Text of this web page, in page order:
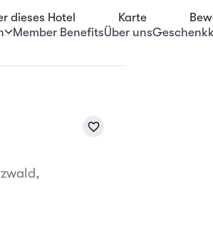
Member BenefitsÜber uns
favorite_border
dieses Hotel Karte